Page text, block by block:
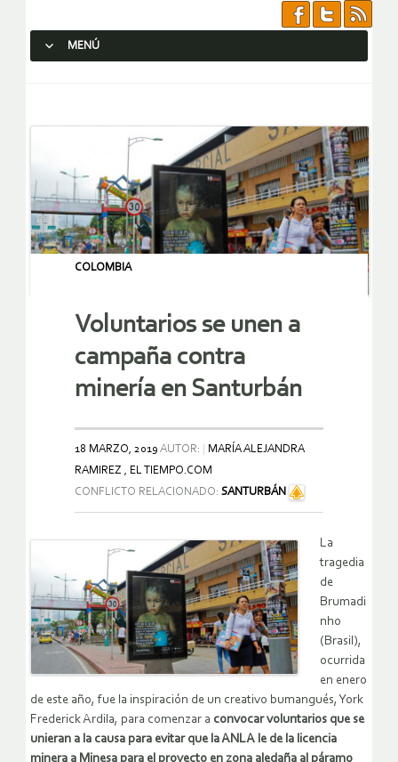
MENÚ
COLOMBIA
Voluntarios se unen a
campaña contra
minería en Santurbán
18 MARZO, 2019 AUTOR:
MARÍA ALEJANDRA
RAMIREZ , EL TIEMPO.COM
CONFLICTO RELACIONADO: SANTURBÁN
La
tragedia
de
Brumadi
nho
(Brasil),
ocurrida
en enero
de este año, fue la inspiración de un creativo bumangués, York
Frederick Ardila, para comenzar a convocar voluntarios que se
unieran a la causa para evitar que la ANLA le de la licencia
minera a Minesa para el proyecto en zona aledaña al páramo